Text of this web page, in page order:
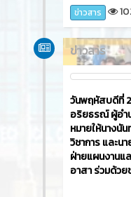
ข่าวสาร
ข่าวสาร
วันพฤหัสบดีที่
อริยธรณ์ ผู้อำ
หมายให้นางนั
วิชาการ และน
ฝ่ายแผนงานแ
อาสา ร่วมด้วย